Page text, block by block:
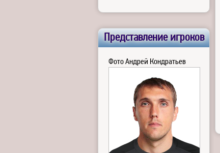
Представление игроков
Фото Андрей Кондратьев